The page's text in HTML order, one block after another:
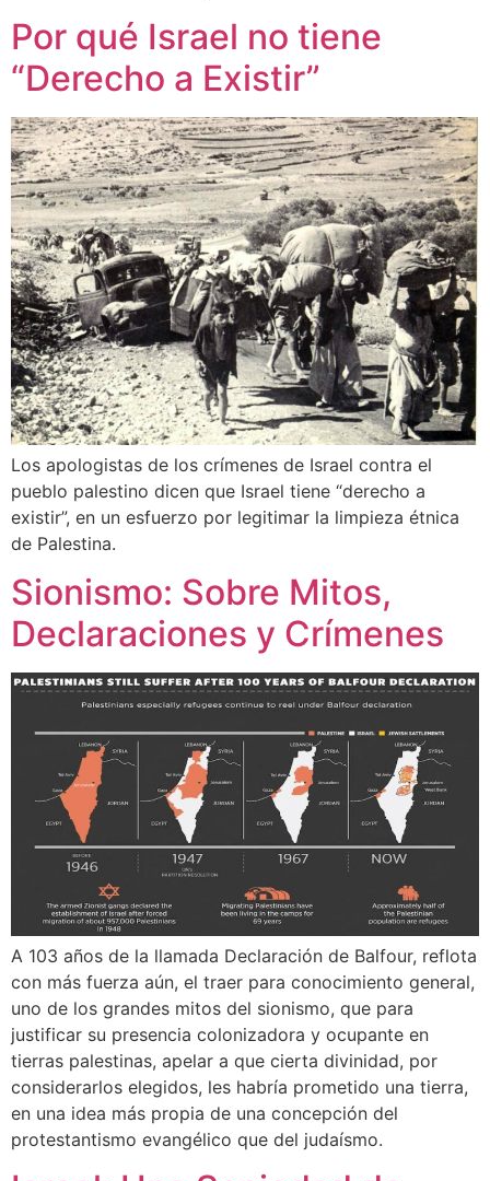
Por qué Israel no tiene
“Derecho a Existir”
Los apologistas de los crímenes de Israel contra el
pueblo palestino dicen que Israel tiene “derecho a
existir”, en un esfuerzo por legitimar la limpieza étnica
de Palestina.
Sionismo: Sobre Mitos,
Declaraciones y Crímenes
A 103 años de la llamada Declaración de Balfour, reflota
con más fuerza aún, el traer para conocimiento general,
uno de los grandes mitos del sionismo, que para
justificar su presencia colonizadora y ocupante en
tierras palestinas, apelar a que cierta divinidad, por
considerarlos elegidos, les habría prometido una tierra,
en una idea más propia de una concepción del
protestantismo evangélico que del judaísmo.